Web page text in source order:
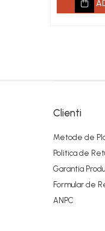
Clienti
Metode de
Politica de
Garantia
Formular de
ANPC